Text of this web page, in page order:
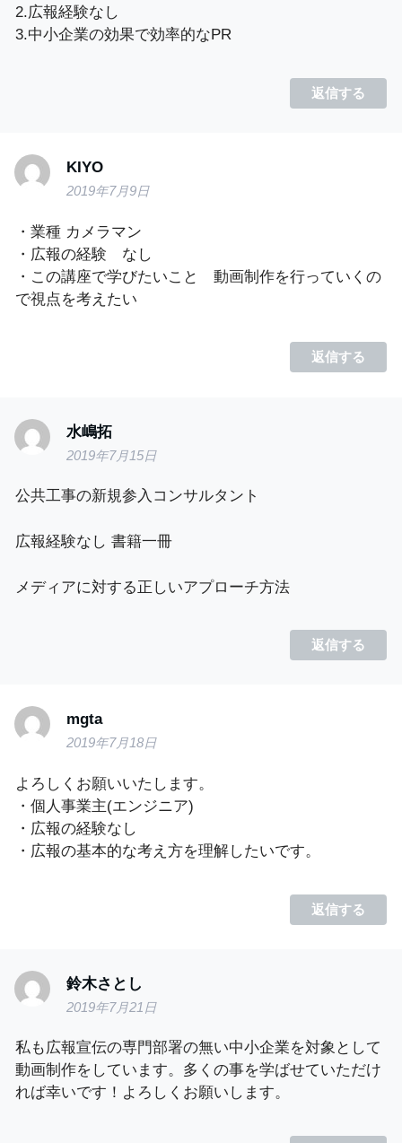
2.広報経験なし
3.中小企業の効果で効率的なPR
返信する
KIYO
2019年7月9日
・業種 カメラマン
・広報の経験 なし
・この講座で学びたいこと 動画制作を行っていくの
で視点を考えたい
返信する
水嶋拓
2019年7月15日
公共工事の新規参入コンサルタント
広報経験なし 書籍一冊
メディアに対する正しいアプローチ方法
返信する
mgta
2019年7月18日
よろしくお願いいたします。
・個人事業主(エンジニア)
・広報の経験なし
・広報の基本的な考え方を理解したいです。
返信する
鈴木さとし
2019年7月21日
私も広報宣伝の専門部署の無い中小企業を対象として
動画制作をしています。多くの事を学ばせていただけ
れば幸いです！よろしくお願いします。